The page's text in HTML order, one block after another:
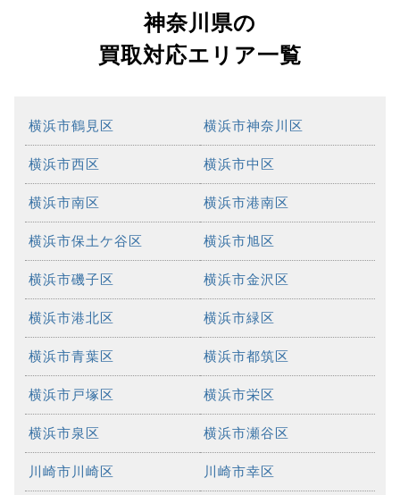
神奈川県の
買取対応エリア一覧
横浜市鶴見区 横浜市神奈川区
横浜市西区 横浜市中区
横浜市南区 横浜市港南区
横浜市保土ケ谷区 横浜市旭区
横浜市磯子区 横浜市金沢区
横浜市港北区 横浜市緑区
横浜市青葉区 横浜市都筑区
横浜市戸塚区 横浜市栄区
横浜市泉区 横浜市瀬谷区
川崎市川崎区 川崎市幸区